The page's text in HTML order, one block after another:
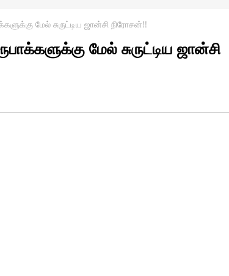
மேல் சுருட்டிய ஜான்சி நிரோசன்!!
மேல் சுருட்டிய ஜான்சி